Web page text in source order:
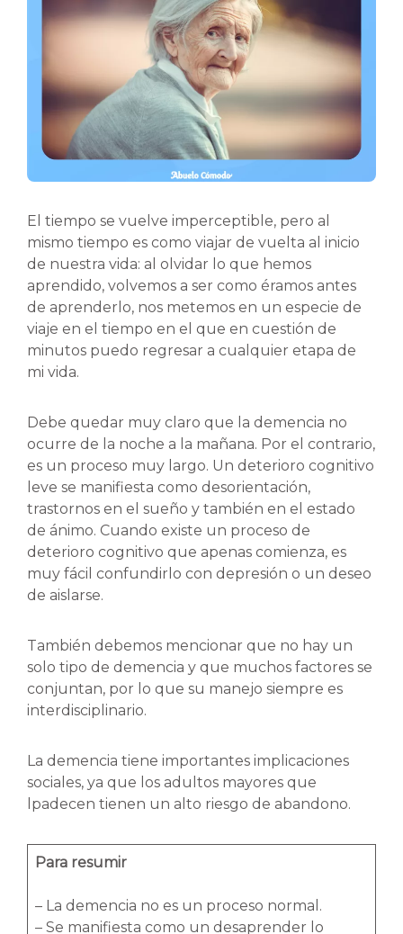
El tiempo se vuelve imperceptible, pero al
mismo tiempo es como viajar de vuelta al inicio
de nuestra vida: al olvidar lo que hemos
aprendido, volvemos a ser como éramos antes
de aprenderlo, nos metemos en un especie de
viaje en el tiempo en el que en cuestión de
minutos puedo regresar a cualquier etapa de
mi vida.
Debe quedar muy claro que la demencia no
ocurre de la noche a la mañana. Por el contrario,
es un proceso muy largo. Un deterioro cognitivo
leve se manifiesta como desorientación,
trastornos en el sueño y también en el estado
de ánimo. Cuando existe un proceso de
deterioro cognitivo que apenas comienza, es
muy fácil confundirlo con depresión o un deseo
de aislarse.
También debemos mencionar que no hay un
solo tipo de demencia y que muchos factores se
conjuntan, por lo que su manejo siempre es
interdisciplinario.
La demencia tiene importantes implicaciones
sociales, ya que los adultos mayores que
lpadecen tienen un alto riesgo de abandono.
Para resumir
– La demencia no es un proceso normal.
– Se manifiesta como un desaprender lo